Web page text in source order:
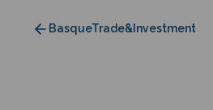
BasqueTrade&Investment